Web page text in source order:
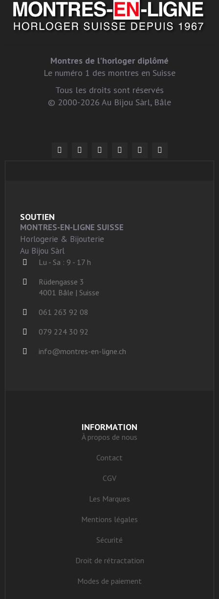
Montres de l'horloger diplômé
Le numéro 1 des montres en Suisse
Tous les droits sont réservés
© 2000-2026 Au Bijou Sàrl, Bâle
SOUTIEN
MONTRES-EN-LIGNE SUISSE
Horlogerie & Bijouterie
Au Bijou Sàrl
Lu - Sa : 9 - 17 h
Rüdengasse 3
4001 Bâle | Suisse
061 263 92 08
079 224 30 92
info@montres-en-ligne.ch
INFORMATION
À propos de nous
Contact
CGV
Les Marques
Mentions légales
Sécurité
Droit de rétractation
Modes de paiement